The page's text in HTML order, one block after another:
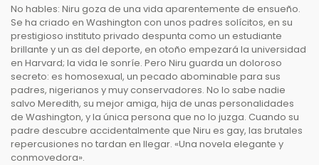
No hables: Niru goza de una vida aparentemente de ensueño.
Se ha criado en Washington con unos padres solícitos, en su
prestigioso instituto privado despunta como un estudiante
brillante y un as del deporte, en otoño empezará la universidad
en Harvard; la vida le sonríe. Pero Niru guarda un doloroso
secreto: es homosexual, un pecado abominable para sus
padres, nigerianos y muy conservadores. No lo sabe nadie
salvo Meredith, su mejor amiga, hija de unas personalidades
de Washington, y la única persona que no lo juzga. Cuando su
padre descubre accidentalmente que Niru es gay, las brutales
repercusiones no tardan en llegar. «Una novela elegante y
conmovedora».